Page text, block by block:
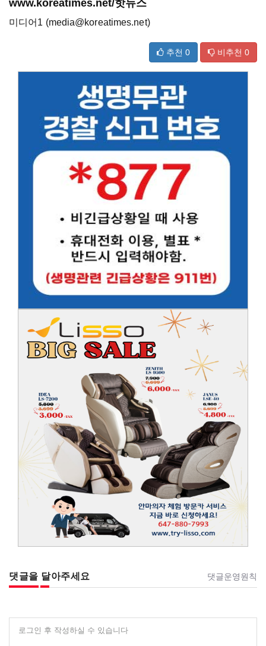
www.koreatimes.net/핫뉴스
미디어1 (media@koreatimes.net)
추천 0 비추천 0
댓글을 달아주세요 댓글운영원칙
로그인 후 작성하실 수 있습니다